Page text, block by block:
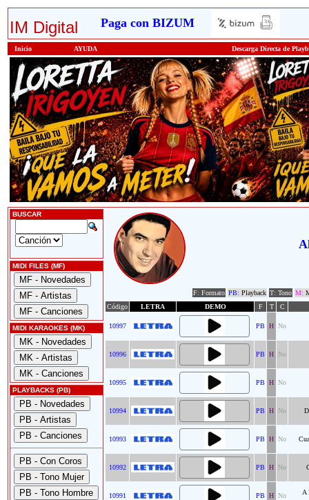
IM Digital Paga con BIZUM
Inicio AYUDA Descarga Directa de
BUSCAR
MIDI FILES (MF)
MIDI KARAOKES (MK)
PLAYBACKS (PB)
F: Formato PB: Playback T: Tono M:
Código
LETRA DEMO F T C
10997 PB H No
10996 PB H No
10995 PB H No
10994 PB H No
10993 PB H No
10992 PB H No
10991 PB H No A